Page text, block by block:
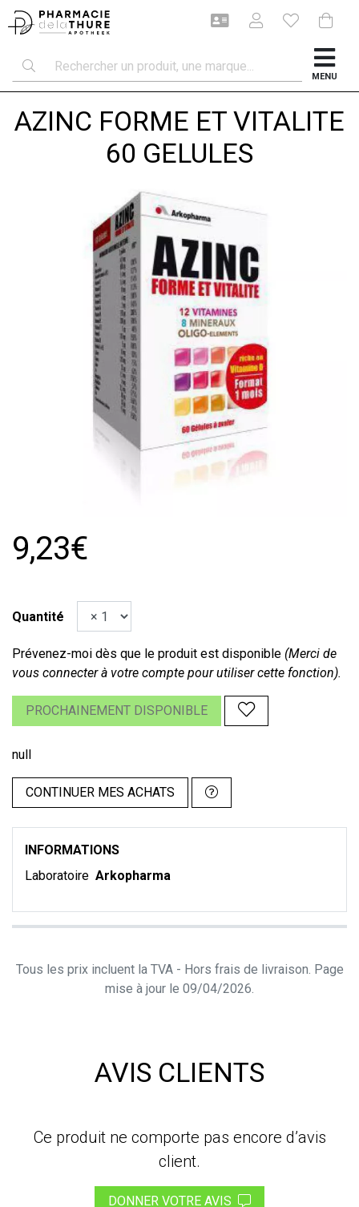
MENU
AZINC FORME ET VITALITE
60 GELULES
9,23€
Quantité
Prévenez-moi dès que le produit est disponible (Merci de
vous connecter à votre compte pour utiliser cette fonction).
PROCHAINEMENT DISPONIBLE
null
CONTINUER MES ACHATS
INFORMATIONS
Laboratoire Arkopharma
Tous les prix incluent la TVA - Hors frais de livraison. Page
mise à jour le 09/04/2026.
AVIS CLIENTS
Ce produit ne comporte pas encore d’avis
client.
DONNER VOTRE AVIS